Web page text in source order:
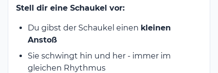
Stell dir eine Schaukel vor:
Du gibst der Schaukel einen kleinen
Anstoß
Sie schwingt hin und her - immer im
gleichen Rhythmus